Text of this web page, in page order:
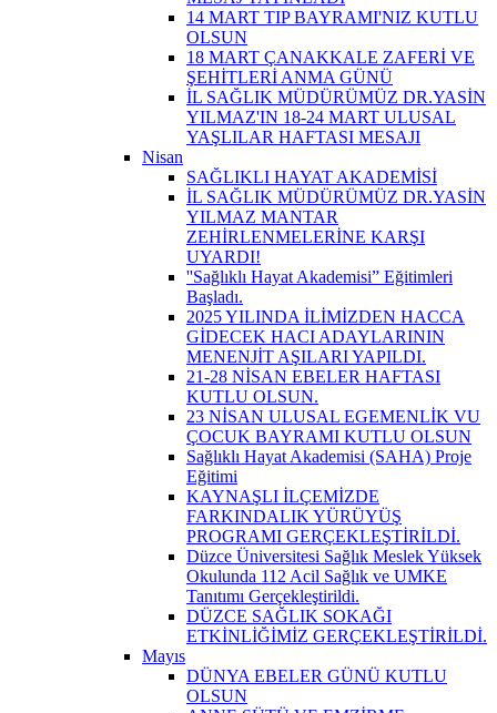
14 MART TIP BAYRAMI'NIZ KUTLU
OLSUN
18 MART ÇANAKKALE ZAFERİ VE
ŞEHİTLERİ ANMA GÜNÜ
İL SAĞLIK MÜDÜRÜMÜZ DR.YASİN
YILMAZ'IN 18-24 MART ULUSAL
YAŞLILAR HAFTASI MESAJI
Nisan
SAĞLIKLI HAYAT AKADEMİSİ
İL SAĞLIK MÜDÜRÜMÜZ DR.YASİN
YILMAZ MANTAR
ZEHİRLENMELERİNE KARŞI
UYARDI!
''Sağlıklı Hayat Akademisi” Eğitimleri
Başladı.
2025 YILINDA İLİMİZDEN HACCA
GİDECEK HACI ADAYLARININ
MENENJİT AŞILARI YAPILDI.
21-28 NİSAN EBELER HAFTASI
KUTLU OLSUN.
23 NİSAN ULUSAL EGEMENLİK VU
ÇOCUK BAYRAMI KUTLU OLSUN
Sağlıklı Hayat Akademisi (SAHA) Proje
Eğitimi
KAYNAŞLI İLÇEMİZDE
FARKINDALIK YÜRÜYÜŞ
PROGRAMI GERÇEKLEŞTİRİLDİ.
Düzce Üniversitesi Sağlık Meslek Yüksek
Okulunda 112 Acil Sağlık ve UMKE
Tanıtımı Gerçekleştirildi.
DÜZCE SAĞLIK SOKAĞI
ETKİNLİĞİMİZ GERÇEKLEŞTİRİLDİ.
Mayıs
DÜNYA EBELER GÜNÜ KUTLU
OLSUN